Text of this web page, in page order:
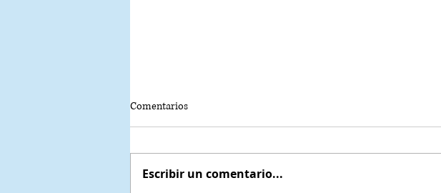
Comentarios
Escribir un comentario...